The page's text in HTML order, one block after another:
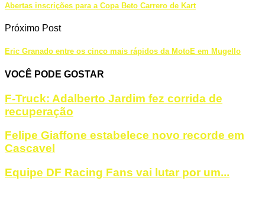
Abertas inscrições para a Copa Beto Carrero de Kart
Próximo Post
Eric Granado entre os cinco mais rápidos da MotoE em Mugello
VOCÊ PODE GOSTAR
F-Truck: Adalberto Jardim fez corrida de
recuperação
Felipe Giaffone estabelece novo recorde em
Cascavel
Equipe DF Racing Fans vai lutar por um...